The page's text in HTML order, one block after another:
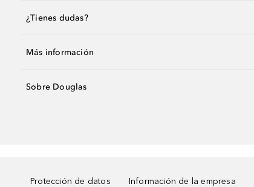
¿Tienes dudas?
Más información
Sobre Douglas
Protección de datos Información de la empresa